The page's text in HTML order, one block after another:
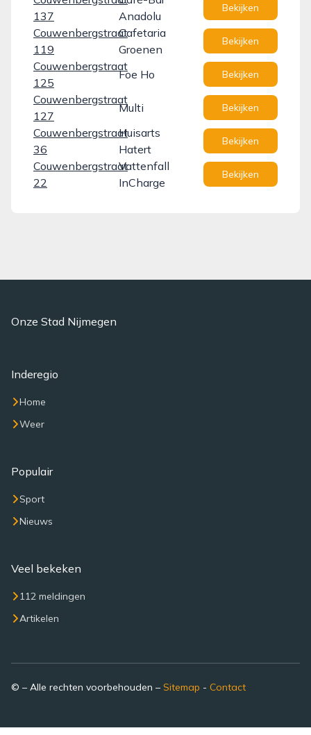
137
Anadolu
Bekijken
Couwenbergstraat
119
Cafetaria
Groenen
Bekijken
Couwenbergstraat
125
Foe Ho Bekijken
Couwenbergstraat
127
Multi Bekijken
Couwenbergstraat
36
Huisarts
Hatert
Bekijken
Couwenbergstraat
22
Vattenfall
InCharge
Bekijken
Onze Stad Nijmegen
Inderegio
Home
Weer
Populair
Sport
Nieuws
Veel bekeken
112 meldingen
Artikelen
© – Alle rechten voorbehouden – Sitemap - Contact